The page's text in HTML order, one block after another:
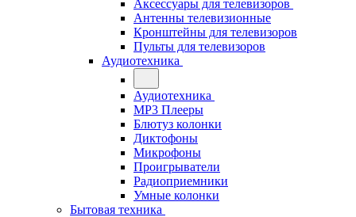
Аксессуары для телевизоров
Антенны телевизионные
Кронштейны для телевизоров
Пульты для телевизоров
Аудиотехника
Аудиотехника
MP3 Плееры
Блютуз колонки
Диктофоны
Микрофоны
Проигрыватели
Радиоприемники
Умные колонки
Бытовая техника